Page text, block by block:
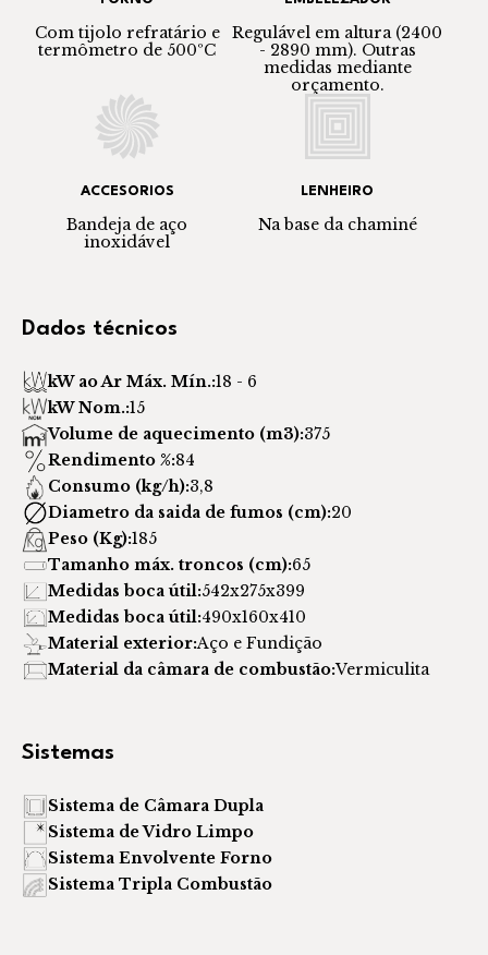
Com tijolo refratário e
termômetro de 500ºC
Regulável em altura (2400
- 2890 mm). Outras
medidas mediante
orçamento.
ACCESORIOS
Bandeja de aço
inoxidável
LENHEIRO
Na base da chaminé
Dados técnicos
kW ao Ar Máx. Mín.:18 - 6
kW Nom.:15
Volume de aquecimento (m3):375
Rendimento %:84
Consumo (kg/h):3,8
Diametro da saida de fumos (cm):20
Peso (Kg):185
Tamanho máx. troncos (cm):65
Medidas boca útil:542x275x399
Medidas boca útil:490x160x410
Material exterior:Aço e Fundição
Material da câmara de combustão:Vermiculita
Sistemas
Sistema de Câmara Dupla
Sistema de Vidro Limpo
Sistema Envolvente Forno
Sistema Tripla Combustão